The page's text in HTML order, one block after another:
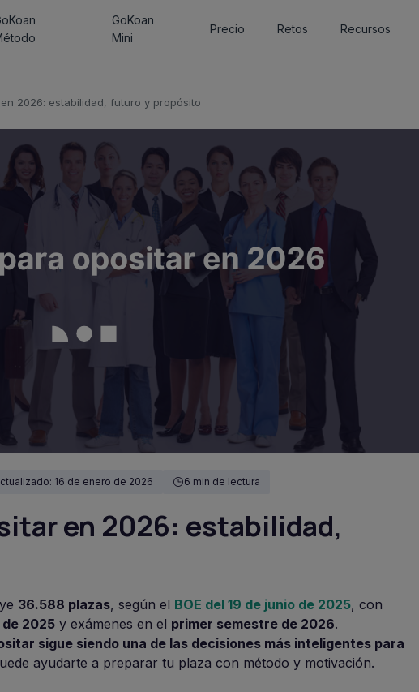
GoKoan
Mini
Precio Retos Recursos
2026: estabilidad, futuro y propósito
16 de enero de 2026 6 min de lectura
en 2026: estabilidad,
36.588 plazas, según el BOE del 19 de junio de 2025, con
2025 y exámenes en el primer semestre de 2026.
sigue siendo una de las decisiones más inteligentes para
ayudarte a preparar tu plaza con método y motivación.